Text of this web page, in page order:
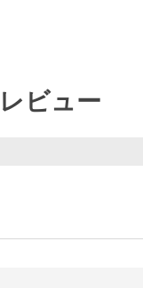
ビュー